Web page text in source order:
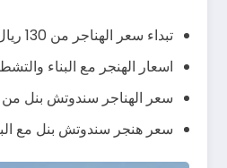
تبداء سعر الهناجر من 130 ريال الى 160 ريال
اسعار الهنجر مع البناء والتشطيبات من 250ريال الى 350 ريال يشمل صبة
سعر الهناجر سندوتش بنل من 180 ريال الى 280 ريال للمتر مربع
سعر هنجر سندوتش بنل مع البناء